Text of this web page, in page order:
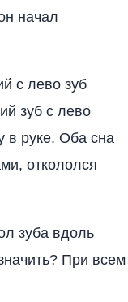
начал
с лево зуб
зуб с лево
в руке. Оба сна
откололся
зуба вдоль
При всем